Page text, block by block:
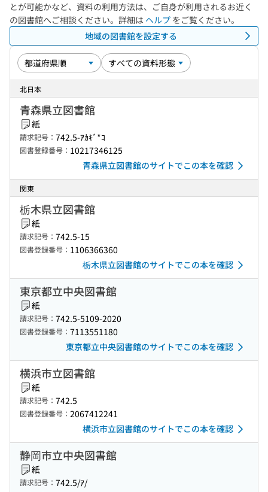
とが可能かなど、資料の利用方法は、ご自身が利用されるお近く
の図書館へご相談ください。詳細は ヘルプ をご覧ください。
地域の図書館を設定する
北日本
青森県立図書館
紙
請求記号： 742.5-ｱｶｷﾞ*ｺ
図書登録番号： 10217346125
青森県立図書館のサイトでこの本を確認
関東
栃木県立図書館
紙
請求記号： 742.5-15
図書登録番号： 1106366360
栃木県立図書館のサイトでこの本を確認
東京都立中央図書館
紙
請求記号： 742.5-5109-2020
図書登録番号： 7113551180
東京都立中央図書館のサイトでこの本を確認
横浜市立図書館
紙
請求記号： 742.5
図書登録番号： 2067412241
横浜市立図書館のサイトでこの本を確認
静岡市立中央図書館
紙
請求記号： 742.5/ｱ/